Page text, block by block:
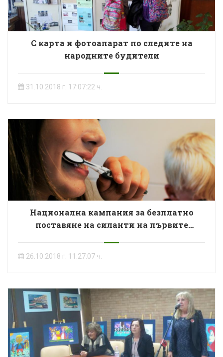
С карта и фотоапарат по следите на
народните будители
31.10.2018 г. 17:07:22 ч.
Национална кампания за безплатно
поставяне на силанти на първите
26.10.2018 г. 11:27:07 ч.